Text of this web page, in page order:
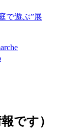
で遊ぶ”展
です）